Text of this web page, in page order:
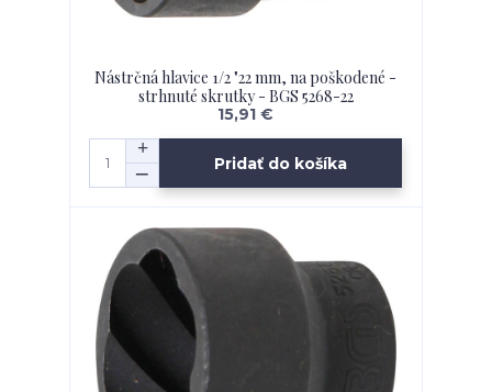
Nástrčná hlavice 1/2 "22 mm, na poškodené -
strhnuté skrutky - BGS 5268-22
15,91 €
Pridať do košíka